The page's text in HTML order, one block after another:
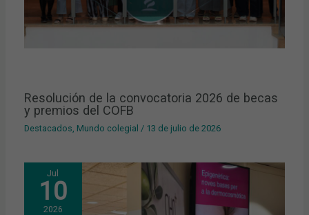
Resolución de la convocatoria 2026 de becas
y premios del COFB
Destacados Mundo colegial / 13 de julio de 2026
Jul
10
2026